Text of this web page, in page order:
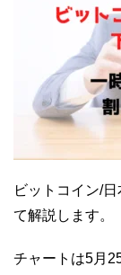
ビットコイン/
て解説します。
チャートは5月